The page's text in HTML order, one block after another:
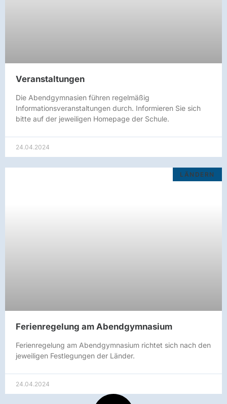
Veranstaltungen
Die Abendgymnasien führen regelmäßig
Informationsveranstaltungen durch. Informieren Sie sich
bitte auf der jeweiligen Homepage der Schule.
24.04.2024
LÄNDERN
Ferienregelung am Abendgymnasium
Ferienregelung am Abendgymnasium richtet sich nach den
jeweiligen Festlegungen der Länder.
24.04.2024